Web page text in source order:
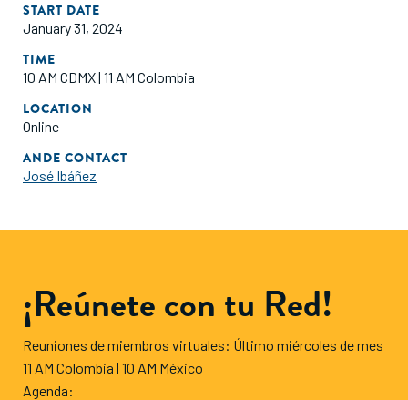
START DATE
January 31, 2024
TIME
10 AM CDMX | 11 AM Colombia
LOCATION
Online
ANDE CONTACT
José Ibáñez
¡Reúnete con tu Red!
Reuniones de miembros virtuales: Último miércoles de mes
11 AM Colombia | 10 AM México
Agenda: